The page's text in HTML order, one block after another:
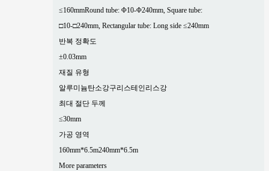
≤160mmRound tube: Φ10-Φ240mm, Square tube:
□10-□240mm, Rectangular tube: Long side ≤240mm
반복 정확도
±0.03mm
재질 유형
알루미늄탄소강구리 스테인리스강
최대 절단 두께
≤30mm
가공 영역
160mm*6.5m240mm*6.5m
More parameters